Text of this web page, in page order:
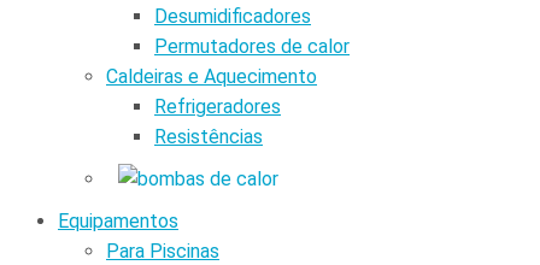
Desumidificadores
Permutadores de calor
Caldeiras e Aquecimento
Refrigeradores
Resistências
Equipamentos
Para Piscinas